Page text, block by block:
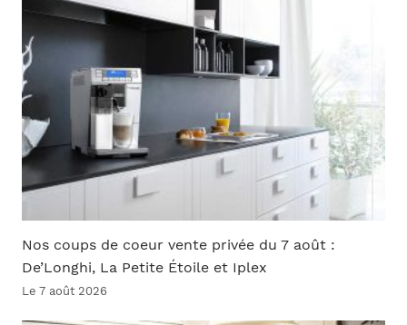
Nos coups de coeur vente privée du 7 août :
De’Longhi, La Petite Étoile et Iplex
Le 7 août 2026